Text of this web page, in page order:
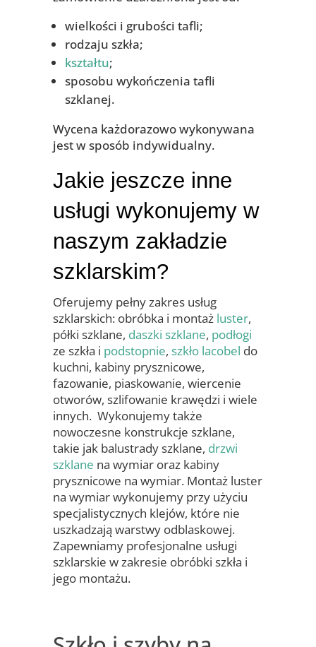
wielkości i grubości tafli;
rodzaju szkła;
kształtu;
sposobu wykończenia tafli
szklanej.
Wycena każdorazowo wykonywana
jest w sposób indywidualny.
Jakie jeszcze inne
usługi wykonujemy w
naszym zakładzie
szklarskim?
Oferujemy pełny zakres usług
szklarskich: obróbka i montaż luster,
półki szklane, daszki szklane, podłogi
ze szkła i podstopnie, szkło lacobel do
kuchni, kabiny prysznicowe,
fazowanie, piaskowanie, wiercenie
otworów, szlifowanie krawędzi i wiele
innych. Wykonujemy także
nowoczesne konstrukcje szklane,
takie jak balustrady szklane, drzwi
szklane na wymiar oraz kabiny
prysznicowe na wymiar. Montaż luster
na wymiar wykonujemy przy użyciu
specjalistycznych klejów, które nie
uszkadzają warstwy odblaskowej.
Zapewniamy profesjonalne usługi
szklarskie w zakresie obróbki szkła i
jego montażu.